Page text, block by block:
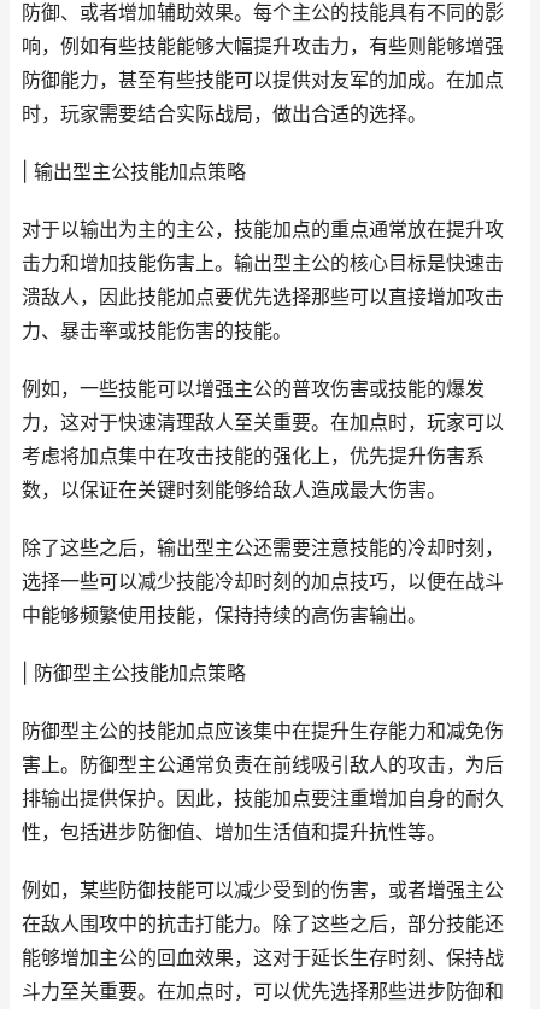
防御、或者增加辅助效果。每个主公的技能具有不同的影
响，例如有些技能能够大幅提升攻击力，有些则能够增强
防御能力，甚至有些技能可以提供对友军的加成。在加点
时，玩家需要结合实际战局，做出合适的选择。
| 输出型主公技能加点策略
对于以输出为主的主公，技能加点的重点通常放在提升攻
击力和增加技能伤害上。输出型主公的核心目标是快速击
溃敌人，因此技能加点要优先选择那些可以直接增加攻击
力、暴击率或技能伤害的技能。
例如，一些技能可以增强主公的普攻伤害或技能的爆发
力，这对于快速清理敌人至关重要。在加点时，玩家可以
考虑将加点集中在攻击技能的强化上，优先提升伤害系
数，以保证在关键时刻能够给敌人造成最大伤害。
除了这些之后，输出型主公还需要注意技能的冷却时刻，
选择一些可以减少技能冷却时刻的加点技巧，以便在战斗
中能够频繁使用技能，保持持续的高伤害输出。
| 防御型主公技能加点策略
防御型主公的技能加点应该集中在提升生存能力和减免伤
害上。防御型主公通常负责在前线吸引敌人的攻击，为后
排输出提供保护。因此，技能加点要注重增加自身的耐久
性，包括进步防御值、增加生活值和提升抗性等。
例如，某些防御技能可以减少受到的伤害，或者增强主公
在敌人围攻中的抗击打能力。除了这些之后，部分技能还
能够增加主公的回血效果，这对于延长生存时刻、保持战
斗力至关重要。在加点时，可以优先选择那些进步防御和